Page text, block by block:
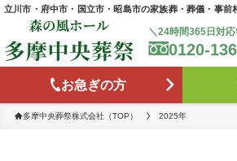
立川市・府中市・国立市・昭島市の家族葬・葬儀・事前
＼24時間365日対
0120-
お急ぎの方
多摩中央葬祭株式会社（TOP） 2025年